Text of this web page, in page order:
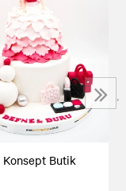
Konsept Butik
›